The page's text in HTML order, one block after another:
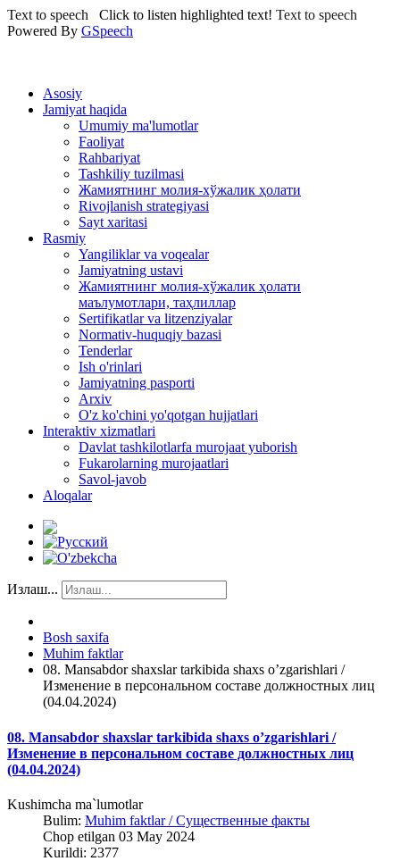
Text to speech Click to listen highlighted text! Text to speech
Powered By GSpeech
Asosiy
Jamiyat haqida
Umumiy ma'lumotlar
Faoliyat
Rahbariyat
Tashkiliy tuzilmasi
Жамиятнинг молия-хўжалик ҳолати
Rivojlanish strategiyasi
Sayt xaritasi
Rasmiy
Yangiliklar va voqealar
Jamiyatning ustavi
Жамиятнинг молия-хўжалик ҳолати
маълумотлари, таҳлиллар
Sertifikatlar va litzenziyalar
Normativ-huquqiy bazasi
Tenderlar
Ish o'rinlari
Jamiyatning pasporti
Arxiv
O'z ko'chini yo'qotgan hujjatlari
Interaktiv xizmatlari
Davlat tashkilotlarfa murojaat yuborish
Fukarolarning murojaatlari
Savol-javob
Aloqalar
Излаш...
Bosh saxifa
Muhim faktlar
08. Mansabdor shaxslar tarkibida shaxs o’zgarishlari /
Изменение в персональном составе должностных лиц
(04.04.2024)
08. Mansabdor shaxslar tarkibida shaxs o’zgarishlari /
Изменение в персональном составе должностных лиц
(04.04.2024)
Kushimcha ma`lumotlar
Bulim: Muhim faktlar / Существенные факты
Chop etilgan 03 May 2024
Kurildi: 2377